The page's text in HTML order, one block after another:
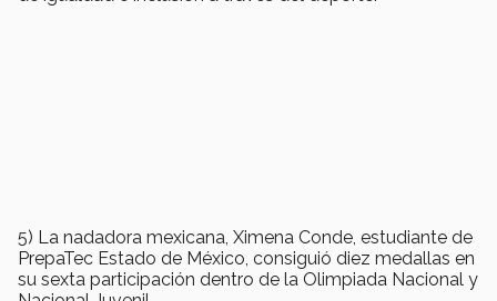
5) La nadadora mexicana, Ximena Conde, estudiante de
PrepaTec Estado de México, consiguió diez medallas en
su sexta participación dentro de la Olimpiada Nacional y